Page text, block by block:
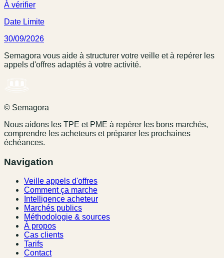
À vérifier
Date Limite
30/09/2026
Semagora vous aide à structurer votre veille et à repérer les
appels d'offres adaptés à votre activité.
© Semagora
Nous aidons les TPE et PME à repérer les bons marchés,
comprendre les acheteurs et préparer les prochaines
échéances.
Navigation
Veille appels d'offres
Comment ça marche
Intelligence acheteur
Marchés publics
Méthodologie & sources
À propos
Cas clients
Tarifs
Contact